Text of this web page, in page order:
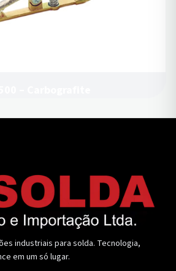
industriais para solda. Tecnologia,
em um só lugar.